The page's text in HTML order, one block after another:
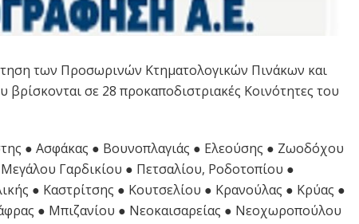
των Προσωρινών Κτηματολογικών Πινάκων και
βρίσκονται σε 28 προκαποδιστριακές Κοινότητες του
● Ασφάκας ● Βουνοπλαγιάς ● Ελεούσης ● Ζωοδόχου
Γαρδικίου ● Πετσαλίου, Ροδοτοπίου ●
● Καστρίτσης ● Κουτσελίου ● Κρανούλας ● Κρύας ●
● Μπιζανίου ● Νεοκαισαρείας ● Νεοχωροπούλου